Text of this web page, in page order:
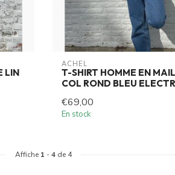
LIN
ACHEL
T-SHIRT HOMME EN
COL ROND BLEU
€69,00
En stock
Affiche 1 -4 de 4